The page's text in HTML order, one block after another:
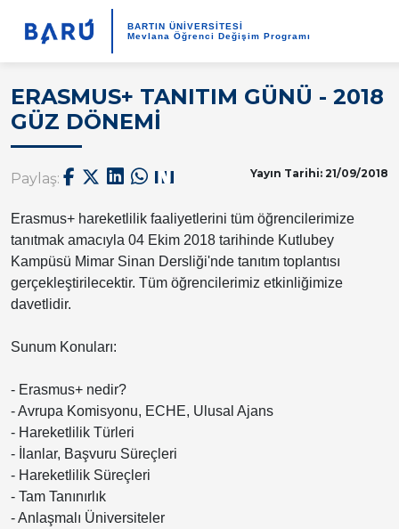
BARTIN ÜNİVERSİTESİ
Mevlana Öğrenci Değişim Programı
ERASMUS+ TANITIM GÜNÜ - 2018
GÜZ DÖNEMİ
Paylaş: Yayın Tarihi: 21/09/2018
Erasmus+ hareketlilik faaliyetlerini tüm öğrencilerimize
tanıtmak amacıyla 04 Ekim 2018 tarihinde Kutlubey
Kampüsü Mimar Sinan Dersliği'nde tanıtım toplantısı
gerçekleştirilecektir. Tüm öğrencilerimiz etkinliğimize
davetlidir.
Sunum Konuları:
- Erasmus+ nedir?
- Avrupa Komisyonu, ECHE, Ulusal Ajans
- Hareketlilik Türleri
- İlanlar, Başvuru Süreçleri
- Hareketlilik Süreçleri
- Tam Tanınırlık
- Anlaşmalı Üniversiteler